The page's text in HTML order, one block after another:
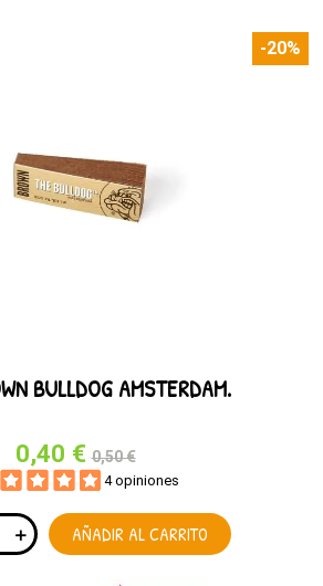
BULLDOG AMSTERDAM.
0,40 € 0,50 €
4 opiniones
AÑADIR AL CARRITO
-20%